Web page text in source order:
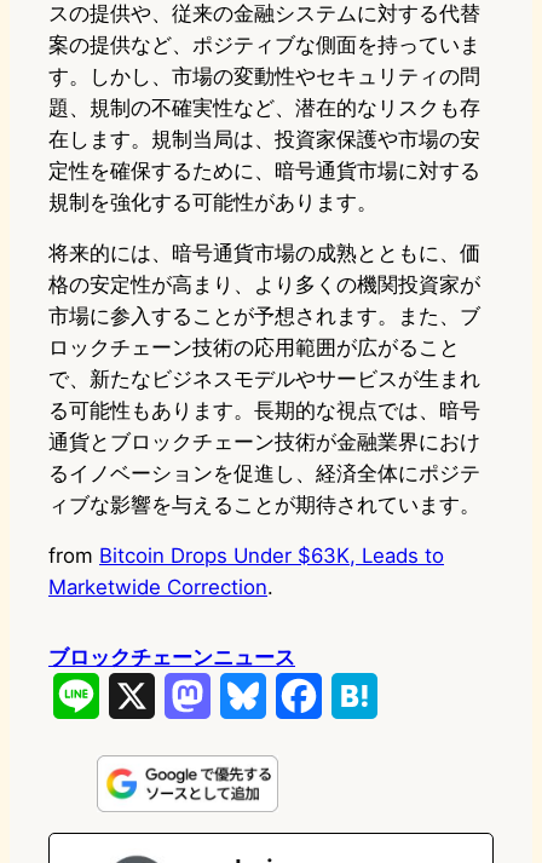
スの提供や、従来の金融システムに対する代替
案の提供など、ポジティブな側面を持っていま
す。しかし、市場の変動性やセキュリティの問
題、規制の不確実性など、潜在的なリスクも存
在します。規制当局は、投資家保護や市場の安
定性を確保するために、暗号通貨市場に対する
規制を強化する可能性があります。
将来的には、暗号通貨市場の成熟とともに、価
格の安定性が高まり、より多くの機関投資家が
市場に参入することが予想されます。また、ブ
ロックチェーン技術の応用範囲が広がること
で、新たなビジネスモデルやサービスが生まれ
る可能性もあります。長期的な視点では、暗号
通貨とブロックチェーン技術が金融業界におけ
るイノベーションを促進し、経済全体にポジテ
ィブな影響を与えることが期待されています。
from Bitcoin Drops Under $63K, Leads to
Marketwide Correction.
ブロックチェーンニュース
n
e
s
t
u
e
e
e